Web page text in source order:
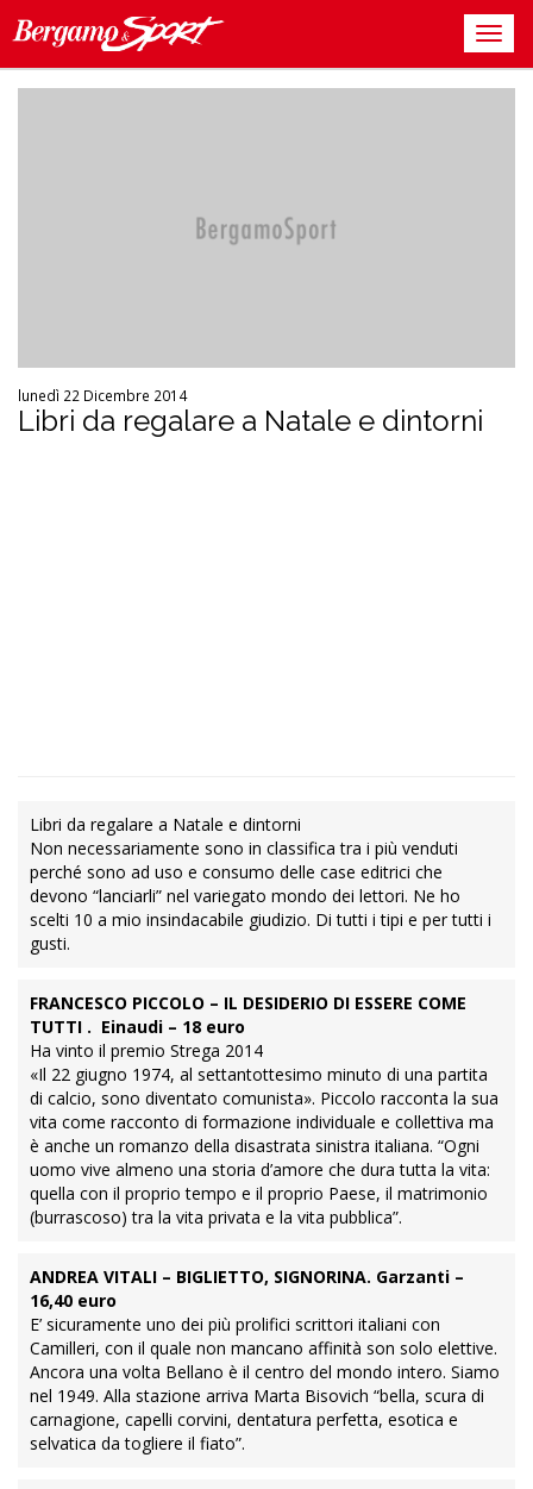
lunedì 22 Dicembre 2014
Libri da regalare a Natale e dintorni
Libri da regalare a Natale e dintorni
Non necessariamente sono in classifica tra i più venduti
perché sono ad uso e consumo delle case editrici che
devono “lanciarli” nel variegato mondo dei lettori. Ne ho
scelti 10 a mio insindacabile giudizio. Di tutti i tipi e per tutti i
gusti.
FRANCESCO PICCOLO – IL DESIDERIO DI ESSERE COME
TUTTI . Einaudi – 18 euro
Ha vinto il premio Strega 2014
«Il 22 giugno 1974, al settantottesimo minuto di una partita
di calcio, sono diventato comunista». Piccolo racconta la sua
vita come racconto di formazione individuale e collettiva ma
è anche un romanzo della disastrata sinistra italiana. “Ogni
uomo vive almeno una storia d’amore che dura tutta la vita:
quella con il proprio tempo e il proprio Paese, il matrimonio
(burrascoso) tra la vita privata e la vita pubblica”.
ANDREA VITALI – BIGLIETTO, SIGNORINA. Garzanti –
16,40 euro
E’ sicuramente uno dei più prolifici scrittori italiani con
Camilleri, con il quale non mancano affinità son solo elettive.
Ancora una volta Bellano è il centro del mondo intero. Siamo
nel 1949. Alla stazione arriva Marta Bisovich “bella, scura di
carnagione, capelli corvini, dentatura perfetta, esotica e
selvatica da togliere il fiato”.